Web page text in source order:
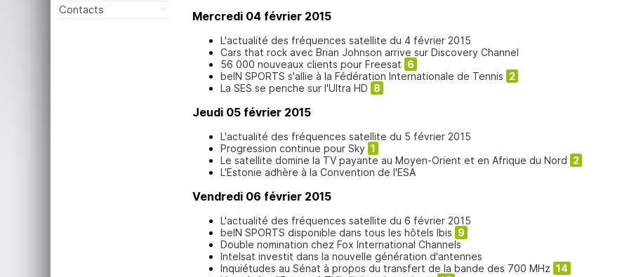
Contacts
Mercredi 04 février 2015
L'actualité des fréquences satellite du 4 février 2015
Cars that rock avec Brian Johnson arrive sur Discovery Channel
56 000 nouveaux clients pour Freesat 6
beIN SPORTS s'allie à la Fédération Internationale de Tennis 2
La SES se penche sur l'Ultra HD 8
Jeudi 05 février 2015
L'actualité des fréquences satellite du 5 février 2015
Progression continue pour Sky 1
Le satellite domine la TV payante au Moyen-Orient et en Afrique du Nord 2
L'Estonie adhère à la Convention de l'ESA
Vendredi 06 février 2015
L'actualité des fréquences satellite du 6 février 2015
beIN SPORTS disponible dans tous les hôtels Ibis 9
Double nomination chez Fox International Channels
Intelsat investit dans la nouvelle génération d'antennes
Inquiétudes au Sénat à propos du transfert de la bande des 700 MHz 14